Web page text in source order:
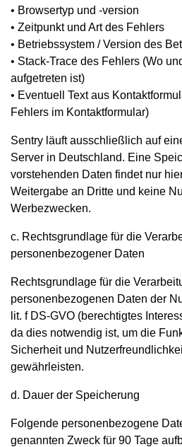
• Browsertyp und -version
• Zeitpunkt und Art des Fehlers
• Betriebssystem / Version des
• Stack-Trace des Fehlers (Wo
aufgetreten ist)
• Eventuell Text aus
Fehlers im Kontaktformular)
Sentry läuft ausschließlich auf
Server in Deutschland. Eine
vorstehenden Daten findet nur
Weitergabe an Dritte und keine
Werbezwecken.
c. Rechtsgrundlage für die
personenbezogener Daten
Rechtsgrundlage für die
personenbezogenen Daten der
lit. f DS-GVO (berechtigtes
da dies notwendig ist, um die
Sicherheit und
gewährleisten.
d. Dauer der Speicherung
Folgende personenbezogene
genannten Zweck für 90 Tage